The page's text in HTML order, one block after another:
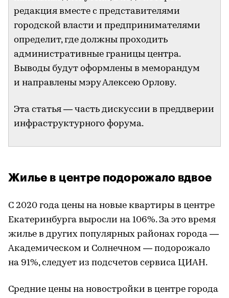
редакция вместе с представителями
городской власти и предпринимателями
определит, где должны проходить
административные границы центра.
Выводы будут оформлены в меморандум
и направлены мэру Алексею Орлову.
Эта статья — часть дискуссии в преддверии
инфраструктурного форума.
Жилье в центре подорожало вдвое
С 2020 года цены на новые квартиры в центре
Екатеринбурга выросли на 106%. За это время
жилье в других популярных районах города —
Академическом и Солнечном — подорожало
на 91%, следует из подсчетов сервиса ЦИАН.
Средние цены на новостройки в центре города